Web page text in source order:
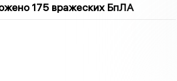
175 вражеских БпЛА